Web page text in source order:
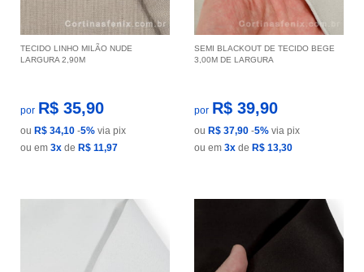
TECIDO LINHO MILÃO NUDE
LARGURA 2,90M
por R$ 35,90
ou R$ 34,10 -5% via pix
ou em 3x de R$ 11,97
SEMI BLACKOUT DE TECIDO BEGE
3,00M DE LARGURA
por R$ 39,90
ou R$ 37,90 -5% via pix
ou em 3x de R$ 13,30